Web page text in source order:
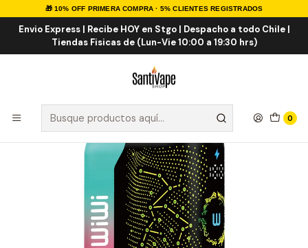
🎁 10% OFF PRIMERA COMPRA · 5% CLIENTES REGISTRADOS
Envio Express | Recibe HOY en Stgo | Despacho a todo Chile |
Tiendas Fisicas de (Lun-Vie 10:00 a 19:30 hrs)
0
Inicio VAPE DESECHABLES VAPE FRUTALES
WiWi Plus 32000 Puff